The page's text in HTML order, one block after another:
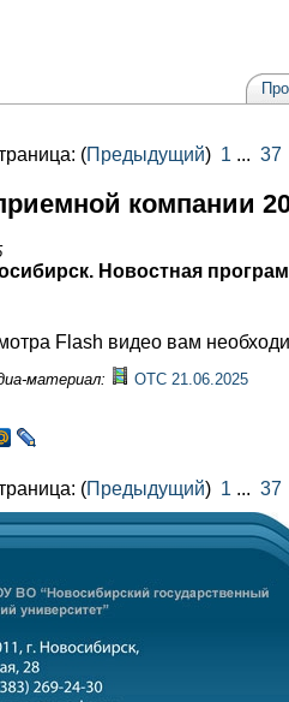
(Предыдущий) 1... 37
компании
Новостная
Flash видео вам
материал: ОТС 21.06.2025
(Предыдущий) 1 ... 37